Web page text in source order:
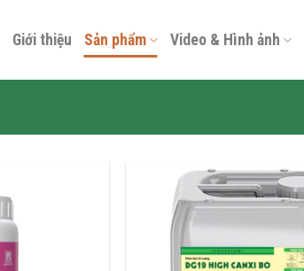
Giới thiệu Sản phẩm Video & Hình ảnh